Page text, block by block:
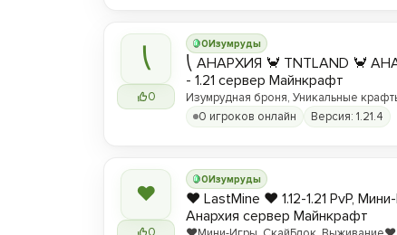
⎝
0
0Изумруды
⎝ АНАРХИЯ 🦀 TNTLAND 🦀
- 1.21 сервер Майнкрафт
Изумрудная броня, Уникальные
0 игроков онлайн
Версия: 1.21.4
❤
0
0Изумруды
❤️ LastMine ❤️ 1.12-1.21 PvP,
Анархия сервер Майнкрафт